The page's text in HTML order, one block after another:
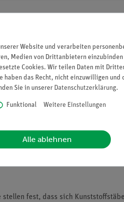
Schülerversuche
88D | Typ: Set
fest, dass sich
Website und verarbeiten
Medien von Drittanbietern
Cookies. Wir teilen Daten mit
haben das Recht, nicht einzuwilligen
Sie in unserer Daten­schutz­erklärung.
Funktional Weitere Einstellungen
Alle ablehnen